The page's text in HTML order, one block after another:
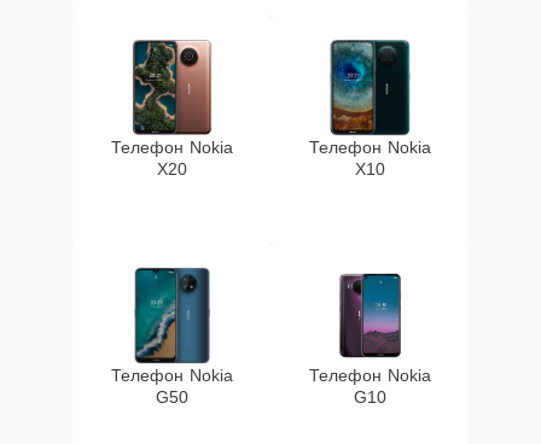
Телефон Nokia
X20
Телефон Nokia
X10
Телефон Nokia
G50
Телефон Nokia
G10